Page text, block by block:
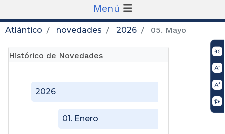
Menú
Atlántico novedades 2026 05. Mayo
Histórico de Novedades
2026
01. Enero